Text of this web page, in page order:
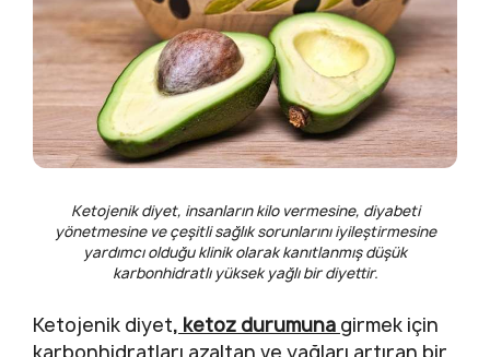
Ketojenik diyet, insanların kilo vermesine, diyabeti
yönetmesine ve çeşitli sağlık sorunlarını iyileştirmesine
yardımcı olduğu klinik olarak kanıtlanmış düşük
karbonhidratlı yüksek yağlı bir diyettir.
Ketojenik diyet, ketoz durumuna girmek için